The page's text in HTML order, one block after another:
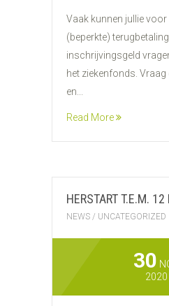
Vaak kunnen jullie
(beperkte)
inschrijvingsgeld
het ziekenfonds.
en...
Read More
HERSTART T.E.M. 12
NEWS / UNCATEGORIZED
30
2020